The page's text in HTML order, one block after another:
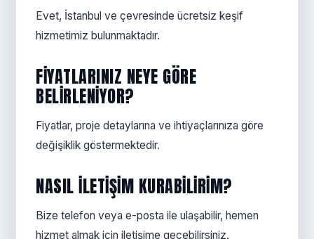
Evet, İstanbul ve çevresinde ücretsiz keşif
hizmetimiz bulunmaktadır.
FIYATLARINIZ NEYE GÖRE
BELIRLENIYOR?
Fiyatlar, proje detaylarına ve ihtiyaçlarınıza göre
değişiklik göstermektedir.
NASIL ILETIŞIM KURABILIRIM?
Bize telefon veya e-posta ile ulaşabilir, hemen
hizmet almak için iletişime geçebilirsiniz.